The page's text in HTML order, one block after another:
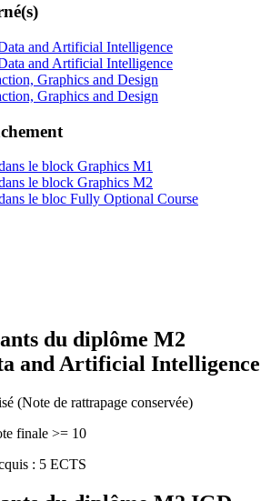
and Artificial Intelligence
and Artificial Intelligence
Graphics and Design
Graphics and Design
le block Graphics M1
le block Graphics M2
le bloc Fully Optional Course
du diplôme M2
and Artificial Intelligence
(Note de rattrapage conservée)
finale >= 10
: 5 ECTS